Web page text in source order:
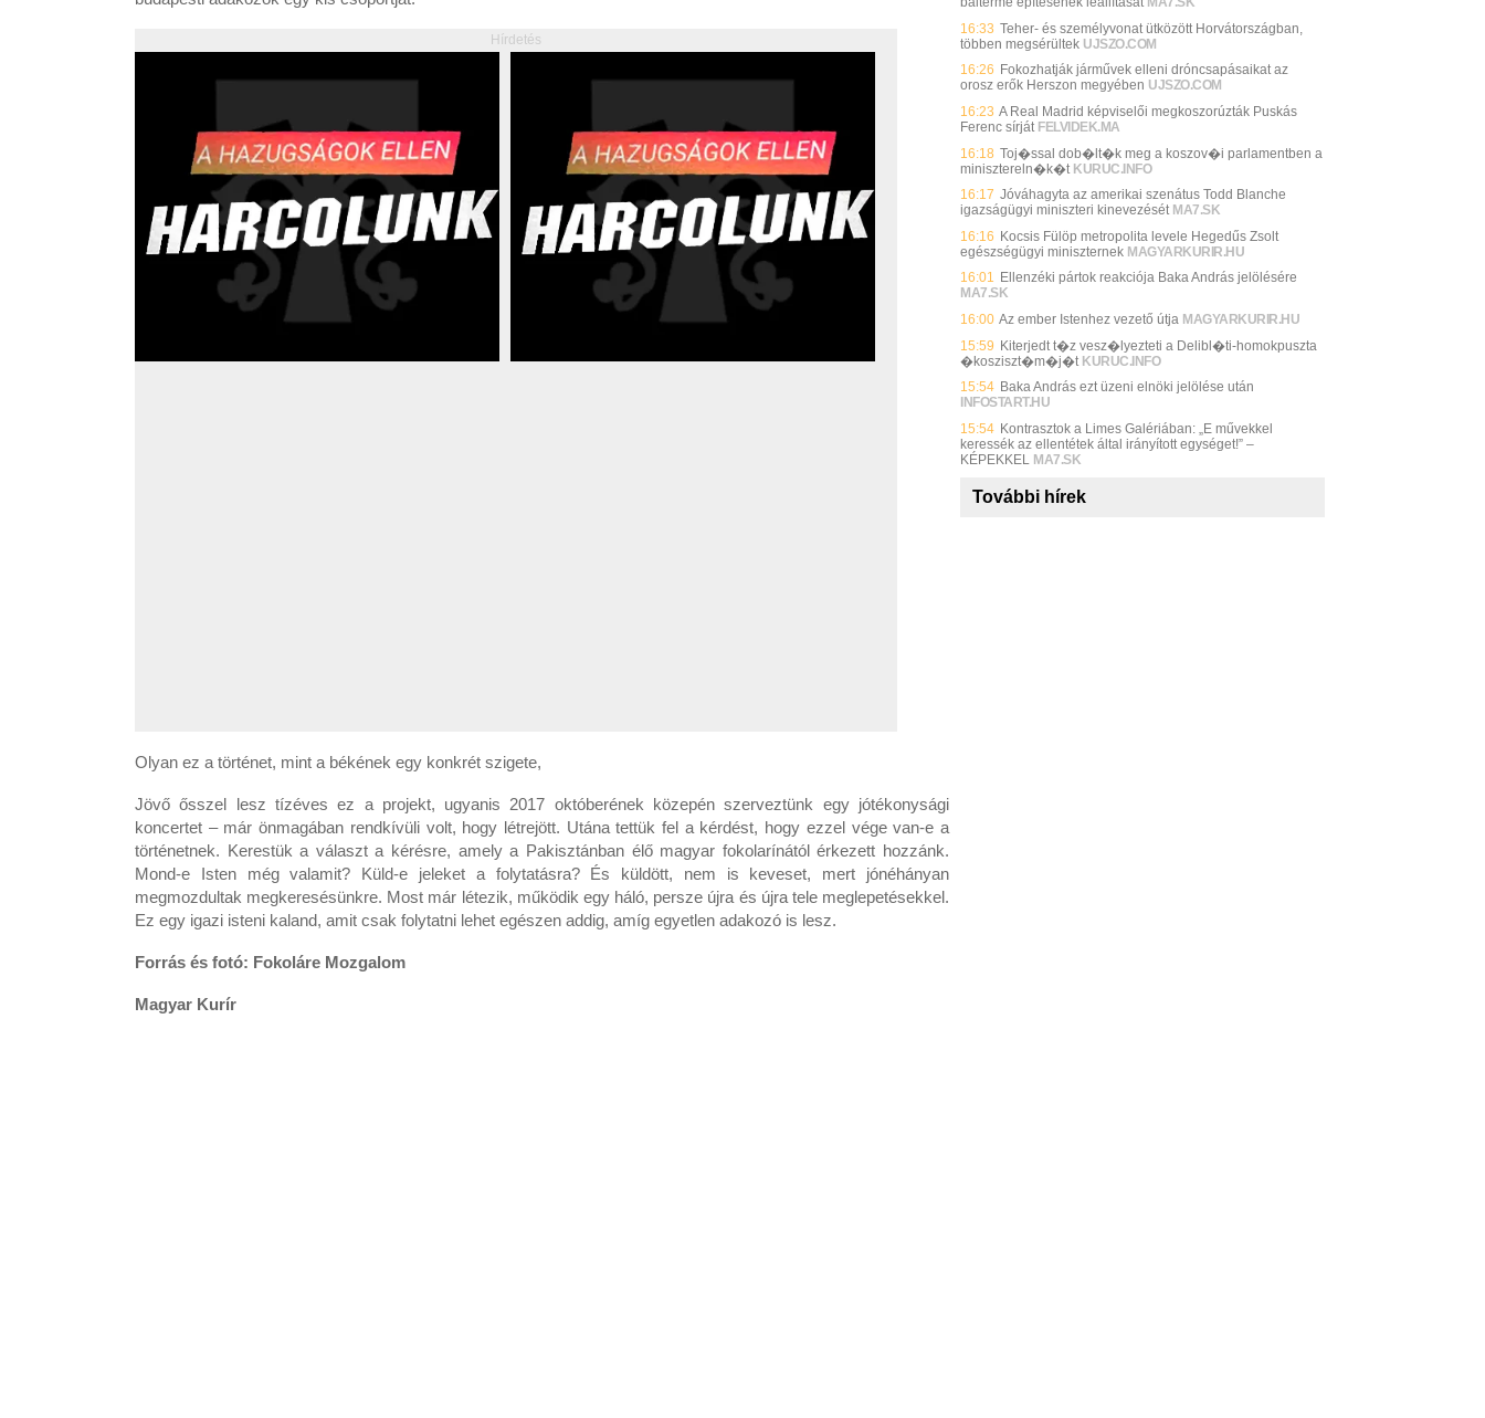
Hírdetés
Olyan ez a történet, mint a békének egy konkrét szigete,
Jövő ősszel lesz tízéves ez a projekt, ugyanis 2017 októberének közepén szerveztünk egy jótékonysági
koncertet – már önmagában rendkívüli volt, hogy létrejött. Utána tettük fel a kérdést, hogy ezzel vége van-e a
történetnek. Kerestük a választ a kérésre, amely a Pakisztánban élő magyar fokolarínától érkezett hozzánk.
Mond-e Isten még valamit? Küld-e jeleket a folytatásra? És küldött, nem is keveset, mert jónéhányan
megmozdultak megkeresésünkre. Most már létezik, működik egy háló, persze újra és újra tele meglepetésekkel.
Ez egy igazi isteni kaland, amit csak folytatni lehet egészen addig, amíg egyetlen adakozó is lesz.
Forrás és fotó: Fokoláre Mozgalom
Magyar Kurír
16:33 Teher- és személyvonat ütközött Horvátországban,
többen megsérültek UJSZO.COM
16:26 Fokozhatják járművek elleni dróncsapásaikat az
orosz erők Herszon megyében UJSZO.COM
16:23 A Real Madrid képviselői megkoszorúzták Puskás
Ferenc sírját FELVIDEK.MA
16:18 Toj�ssal dob�lt�k meg a koszov�i parlamentben a
minisztereln�k�t KURUC.INFO
16:17 Jóváhagyta az amerikai szenátus Todd Blanche
igazságügyi miniszteri kinevezését MA7.SK
16:16 Kocsis Fülöp metropolita levele Hegedűs Zsolt
egészségügyi miniszternek MAGYARKURIR.HU
16:01 Ellenzéki pártok reakciója Baka András jelölésére
MA7.SK
16:00 Az ember Istenhez vezető útja MAGYARKURIR.HU
15:59 Kiterjedt t�z vesz�lyezteti a Delibl�ti-homokpuszta
�kosziszt�m�j�t KURUC.INFO
15:54 Baka András ezt üzeni elnöki jelölése után
INFOSTART.HU
15:54 Kontrasztok a Limes Galériában: „E művekkel
keressék az ellentétek által irányított egységet!” –
KÉPEKKEL MA7.SK
További hírek